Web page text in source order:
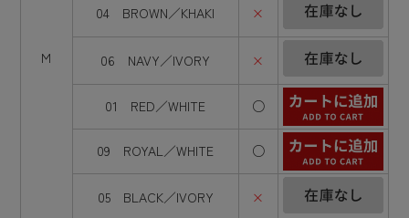
M
04 BROWN／KHAKI ×
06 NAVY／IVORY ×
01 RED／WHITE ○
09 ROYAL／WHITE ○
05 BLACK／IVORY ×